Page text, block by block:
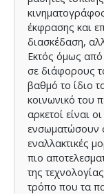
έκφρασης και
διασκέδαση,
Εκτός όμως
σε διάφορους
βαθμό το ίδιο
κοινωνικό του
αρκετοί είναι
ενσωματώσουν
εναλλακτικές
πιο
της
τρόπο που τα